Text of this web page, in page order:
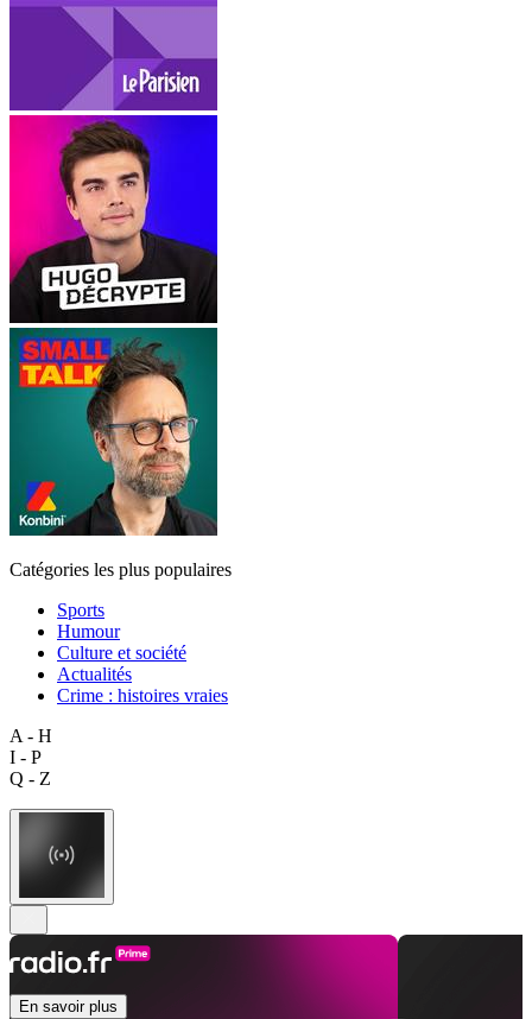
Catégories les plus populaires
Sports
Humour
Culture et société
Actualités
Crime : histoires vraies
A - H
I - P
Q - Z
En savoir plus